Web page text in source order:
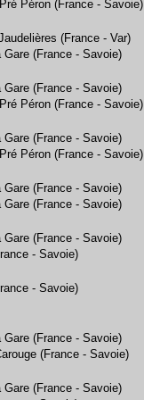
Péron (France - Savoie)
(France - Var)
(France - Savoie)
(France - Savoie)
Péron (France - Savoie)
(France - Savoie)
Péron (France - Savoie)
(France - Savoie)
(France - Savoie)
(France - Savoie)
- Savoie)
- Savoie)
(France - Savoie)
(France - Savoie)
(France - Savoie)